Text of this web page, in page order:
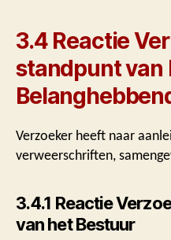
3.4 Reactie
standpunt van
Verzoeker heeft naar
verweerschriften,
3.4.1 Reactie
van het Bestuur